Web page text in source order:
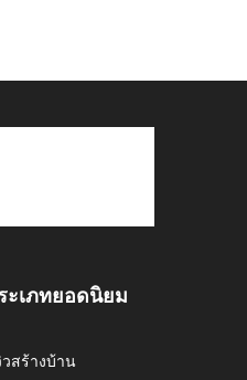
ะเภทยอดนิยม
สร้างบ้าน